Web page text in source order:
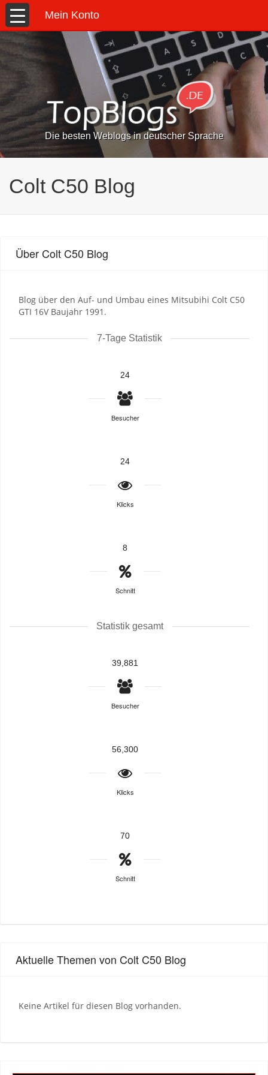
Mein Konto
Die besten Weblogs in deutscher Sprache
Colt C50 Blog
Über Colt C50 Blog
Blog über den Auf- und Umbau eines Mitsubihi Colt C50
GTI 16V Baujahr 1991.
7-Tage Statistik
24
Besucher
24
Klicks
8
Schnitt
Statistik gesamt
39,881
Besucher
56,300
Klicks
70
Schnitt
Aktuelle Themen von Colt C50 Blog
Keine Artikel für diesen Blog vorhanden.